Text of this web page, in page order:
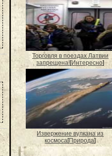
Торговля в поездах Латвии
запрещена![Интересно]
Извержение вулкана из
космоса[Природа]